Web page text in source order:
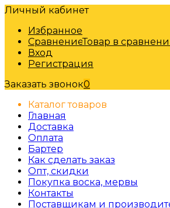
Личный кабинет
Избранное
СравнениеТовар в
Вход
Регистрация
Заказать звонок0
Каталог товаров
Главная
Доставка
Оплата
Бартер
Как сделать заказ
Опт, скидки
Покупка воска, мервы
Контакты
Поставщикам и